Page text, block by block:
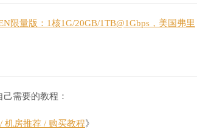
限量版：1核1G/20GB/1TB@1Gbps，美国弗里
需要的教程：
机房推荐 / 购买教程》